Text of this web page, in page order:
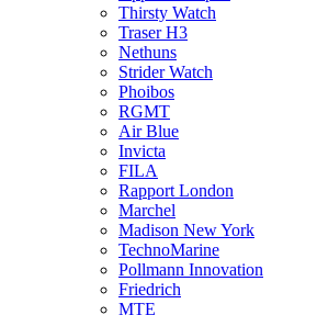
Thirsty Watch
Traser H3
Nethuns
Strider Watch
Phoibos
RGMT
Air Blue
Invicta
FILA
Rapport London
Marchel
Madison New York
TechnoMarine
Pollmann Innovation
Friedrich
MTE